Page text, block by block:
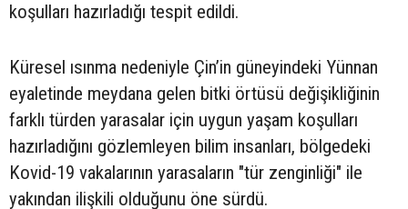
koşulları hazırladığı tespit edildi.
Küresel ısınma nedeniyle Çin’in güneyindeki Yünnan
eyaletinde meydana gelen bitki örtüsü değişikliğinin
farklı türden yarasalar için uygun yaşam koşulları
hazırladığını gözlemleyen bilim insanları, bölgedeki
Kovid-19 vakalarının yarasaların "tür zenginliği" ile
yakından ilişkili olduğunu öne sürdü.